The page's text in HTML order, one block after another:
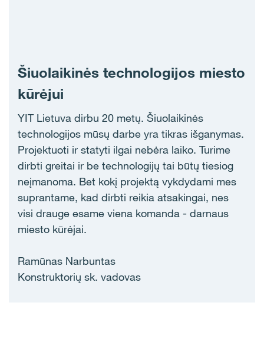
Šiuolaikinės technologijos miesto
kūrėjui
YIT Lietuva dirbu 20 metų. Šiuolaikinės
technologijos mūsų darbe yra tikras išganymas.
Projektuoti ir statyti ilgai nebėra laiko. Turime
dirbti greitai ir be technologijų tai būtų tiesiog
neįmanoma. Bet kokį projektą vykdydami mes
suprantame, kad dirbti reikia atsakingai, nes
visi drauge esame viena komanda - darnaus
miesto kūrėjai.
Ramūnas Narbuntas
Konstruktorių sk. vadovas